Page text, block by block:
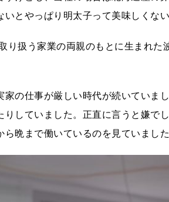
いとやっぱり明太子って美味しくな
り扱う家業の両親のもとに生まれ
家の仕事が厳しい時代が続いていま
りしていました。正直に言うと嫌で
ら晩まで働いているのを見ていまし